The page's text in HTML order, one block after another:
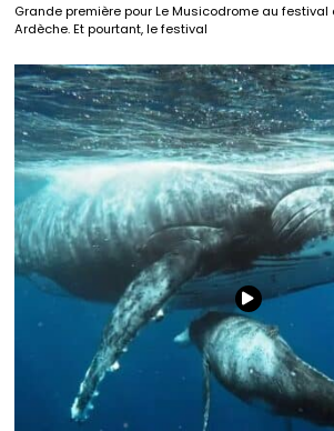
Grande première pour Le Musicodrome au festival
Ardèche. Et pourtant, le festival